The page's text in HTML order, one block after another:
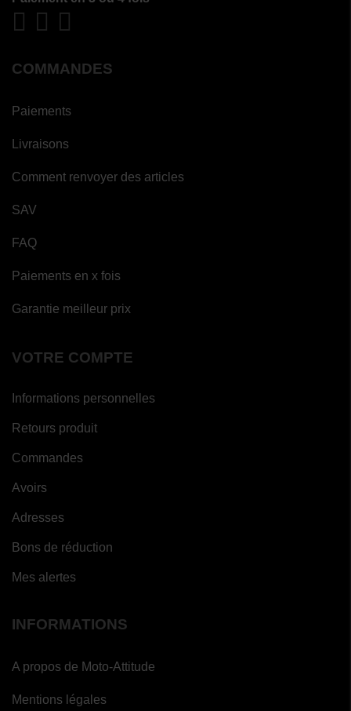
COMMANDES
Paiements
Livraisons
Comment renvoyer des articles
SAV
FAQ
Paiements en x fois
Garantie meilleur prix
VOTRE COMPTE
Informations personnelles
Retours produit
Commandes
Avoirs
Adresses
Bons de réduction
Mes alertes
INFORMATIONS
A propos de Moto-Attitude
Mentions légales